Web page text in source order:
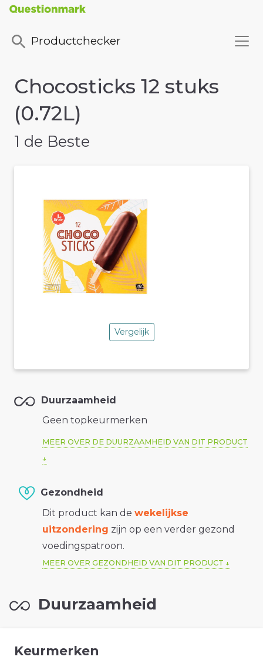
Productchecker
Chocosticks 12 stuks
(0.72L)
1 de Beste
Vergelijk
Duurzaamheid
Geen topkeurmerken
MEER OVER DE DUURZAAMHEID VAN DIT PRODUCT
Gezondheid
Dit product kan de wekelijkse
uitzondering zijn op een verder gezond
voedingspatroon.
MEER OVER GEZONDHEID VAN DIT PRODUCT
Duurzaamheid
Keurmerken